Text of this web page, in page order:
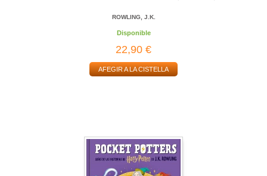
ROWLING, J.K.
Disponible
22,90 €
AFEGIR A LA CISTELLA